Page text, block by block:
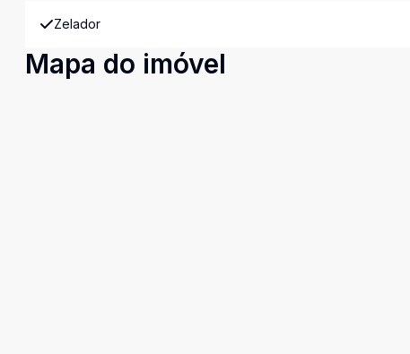
Zelador
Mapa do imóvel